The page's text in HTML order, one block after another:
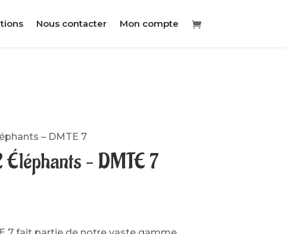
Nous contacter Mon compte
– DMTE 7
– DMTE 7